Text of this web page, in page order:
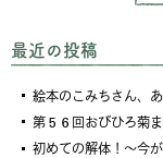
最近の投稿
絵本のこみちさん、
第５６回おびひろ菊
初めての解体！～今